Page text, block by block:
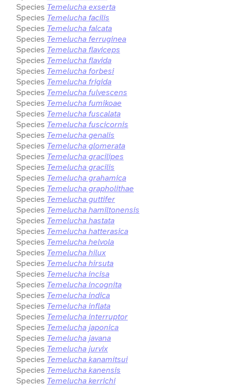
Species Temelucha exserta
Species Temelucha facilis
Species Temelucha falcata
Species Temelucha ferruginea
Species Temelucha flaviceps
Species Temelucha flavida
Species Temelucha forbesi
Species Temelucha frigida
Species Temelucha fulvescens
Species Temelucha fumikoae
Species Temelucha fuscalata
Species Temelucha fuscicornis
Species Temelucha genalis
Species Temelucha glomerata
Species Temelucha gracilipes
Species Temelucha gracilis
Species Temelucha grahamica
Species Temelucha grapholithae
Species Temelucha guttifer
Species Temelucha hamiltonensis
Species Temelucha hastata
Species Temelucha hatterasica
Species Temelucha helvola
Species Temelucha hilux
Species Temelucha hirsuta
Species Temelucha incisa
Species Temelucha incognita
Species Temelucha indica
Species Temelucha inflata
Species Temelucha interruptor
Species Temelucha japonica
Species Temelucha javana
Species Temelucha jurvix
Species Temelucha kanamitsui
Species Temelucha kanensis
Species Temelucha kerrichi